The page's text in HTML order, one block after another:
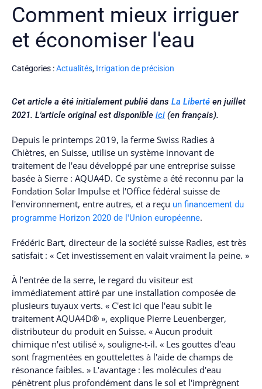
Comment mieux irriguer
et économiser l'eau
Catégories :Actualités, Irrigation de précision
Cet article a été initialement publié dans La Liberté en juillet
2021. L'article original est disponible ici (en français).
Depuis le printemps 2019, la ferme Swiss Radies à
Chiètres, en Suisse, utilise un système innovant de
traitement de l'eau développé par une entreprise suisse
basée à Sierre : AQUA4D. Ce système a été reconnu par la
Fondation Solar Impulse et l'Office fédéral suisse de
l'environnement, entre autres, et a reçu un financement du
programme Horizon 2020 de l'Union européenne.
Frédéric Bart, directeur de la société suisse Radies, est très
satisfait : « Cet investissement en valait vraiment la peine. »
À l'entrée de la serre, le regard du visiteur est
immédiatement attiré par une installation composée de
plusieurs tuyaux verts. « C'est ici que l'eau subit le
traitement AQUA4D® », explique Pierre Leuenberger,
distributeur du produit en Suisse. « Aucun produit
chimique n'est utilisé », souligne-t-il. « Les gouttes d'eau
sont fragmentées en gouttelettes à l'aide de champs de
résonance faibles. » L'avantage : les molécules d'eau
pénètrent plus profondément dans le sol et l'imprègnent